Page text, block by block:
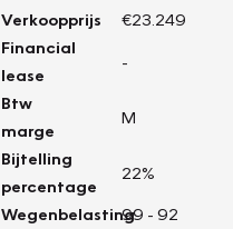
Verkoopprijs
€23.249
Financial
lease
-
Btw
marge
M
Bijtelling
percentage
22%
Wegenbelasting99 - 92